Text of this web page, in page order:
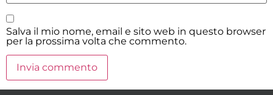
Salva il mio nome, email e sito web in questo browser
per la prossima volta che commento.